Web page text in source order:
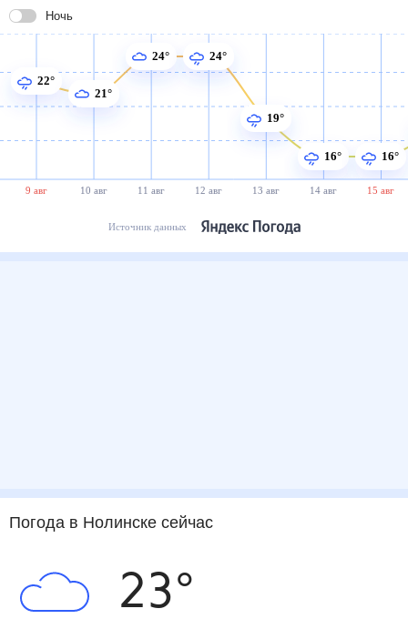
Ночь
9 авг 10 авг 11 авг 12 авг 13 авг 14 авг 15 авг
22°
21°
24° 24°
19°
16° 16°
Источник данных
Погода в Нолинскесейчас
23°